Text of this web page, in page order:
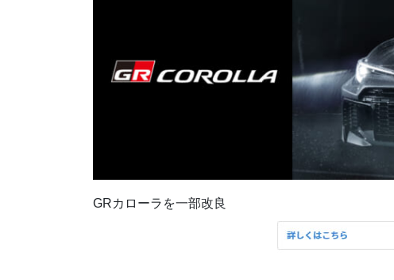
GRカローラを一部改良